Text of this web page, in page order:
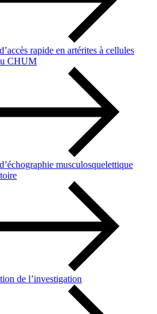
rapide en artérites à cellules
CHUM
musculosquelettique
de l’investigation